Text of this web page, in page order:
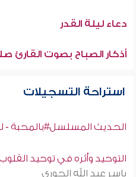
دعاء ليلة القدر
أذكار الصباح بصوت القارئ
استراحة التسجيلات
الحديث المسلسل#بالمحبة -
التوحيد وأثره في توحيد
ياسر عبد الله الحوري